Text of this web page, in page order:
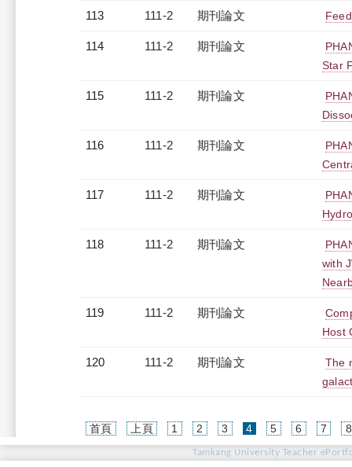
113 111-2 期刊論文
114 111-2 期刊論文
Star
115 111-2 期刊論文
116 111-2 期刊論文
117 111-2 期刊論文
118 111-2 期刊論文
with
119 111-2 期刊論文
Host
120 111-2 期刊論文
The
首頁 上頁 1 2 3 4(current)
5 6 7 8
Tamkang University Teacher